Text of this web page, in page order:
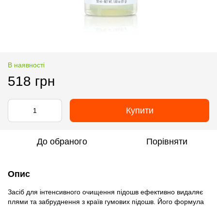
В наявності
518 грн
Купити
До обраного Порівняти
Опис
Засіб для інтенсивного очищення підошв ефективно видаляє
плями та забруднення з країв гумових підошв. Його формула